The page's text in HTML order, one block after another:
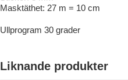
Masktäthet: 27 m = 10 cm
Ullprogram 30 grader
Liknande produkter